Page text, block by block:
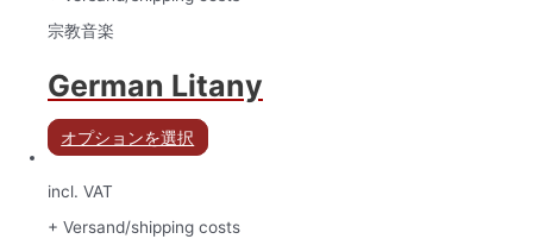
宗教音楽
German Litany
オプションを選択
incl. VAT
+ Versand/shipping costs